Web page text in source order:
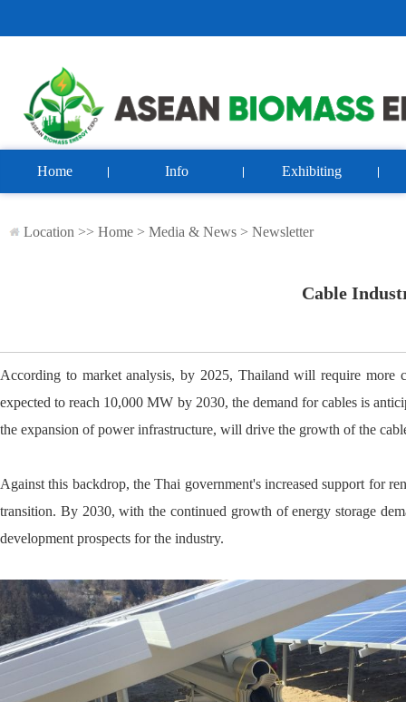
Home Info Exhibiting
Location >> Home > Media & News > Newsletter
Cable
According to market analysis, by 2025, Thailand will require more
expected to reach 10,000 MW by 2030, the demand for cables is
the expansion of power infrastructure, will drive the growth of the
Against this backdrop, the Thai government's increased support for
transition. By 2030, with the continued growth of energy storage
development prospects for the industry.